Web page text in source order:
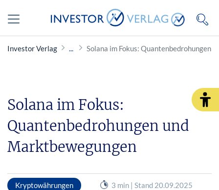
Investor Verlag Solana im Fokus: Quantenbedrohungen
Solana im Fokus:
Quantenbedrohungen und
Marktbewegungen
Kryptowährungen 3 min | Stand 20.09.2025